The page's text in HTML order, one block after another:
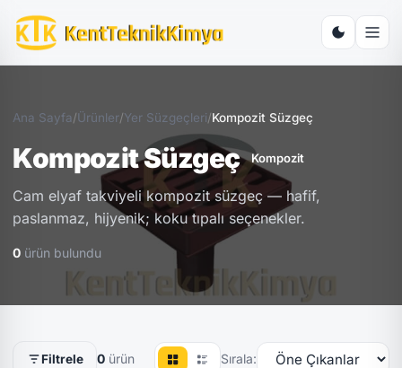
Ana Sayfa/Ürünler/Yer Süzgeçleri/Kompozit Süzgeç
Kompozit Süzgeç Kompozit
Cam elyaf takviyeli kompozit süzgeç — hafif,
paslanmaz, hijyenik; koku tıpalı seçenekler.
0 ürün bulundu
Filtrele 0 ürün Sırala: